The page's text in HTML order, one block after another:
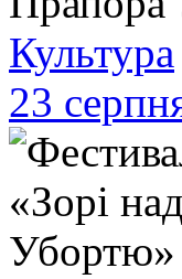
Культура
23